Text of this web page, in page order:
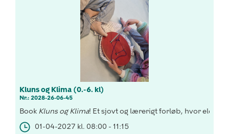
Kluns og Klima (0.-6. kl)
Nr.: 2028-26-06-45
Book Kluns og Klima! Et sjovt og lærerigt forløb, hvor
01-04-2027 kl. 08:00 - 11:15